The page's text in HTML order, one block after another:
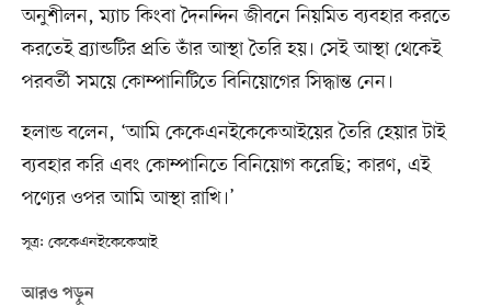
অনুশীলন, ম্যাচ কিংবা দৈনন্দিন জীবনে নিয়মিত ব্যবহার করতে
করতেই ব্র্যান্ডটির প্রতি তাঁর আস্থা তৈরি হয়। সেই আস্থা থেকেই
পরবর্তী সময়ে কোম্পানিটিতে বিনিয়োগের সিদ্ধান্ত নেন।
হলান্ড বলেন, ‘আমি কেকেএনইকেকেআইয়ের তৈরি হেয়ার টাই
ব্যবহার করি এবং কোম্পানিতে বিনিয়োগ করেছি; কারণ, এই
পণ্যের ওপর আমি আস্থা রাখি।’
সূত্র: কেকেএনইকেকেআই
আরও পড়ুন